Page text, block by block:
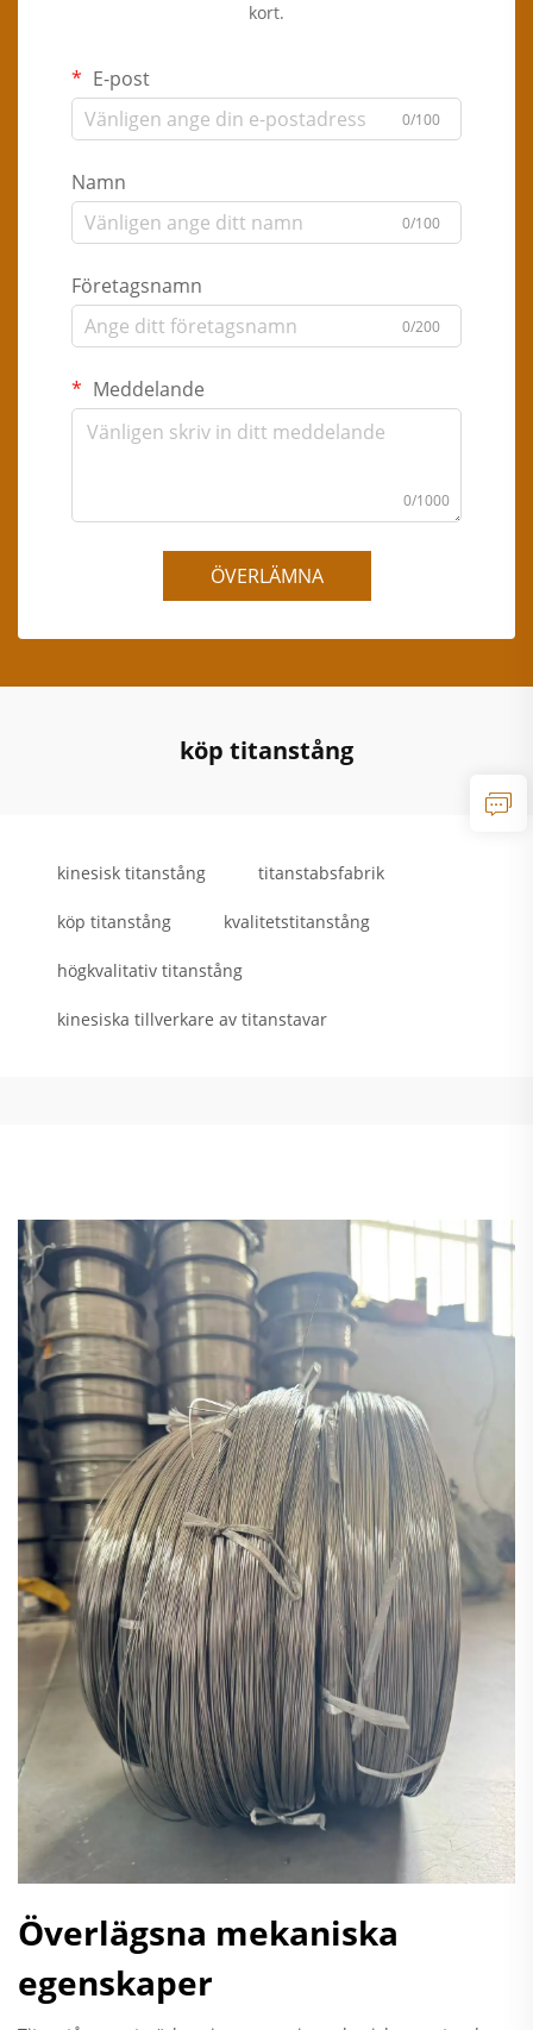
kort.
E-post
0/100
Namn
0/100
Företagsnamn
0/200
Meddelande
0/1000
ÖVERLÄMNA
köp titanstång
kinesisk titanstång titanstabsfabrik
köp titanstång kvalitetstitanstång
högkvalitativ titanstång
kinesiska tillverkare av titanstavar
Överlägsna mekaniska
egenskaper